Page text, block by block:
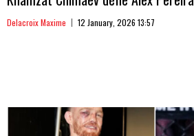
Delacroix Maxime 12 January, 2026 13:57